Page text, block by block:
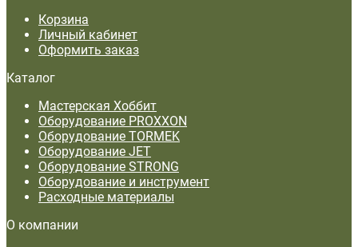
Корзина
Личный кабинет
Оформить заказ
Каталог
Мастерская Хоббит
Оборудование PROXXON
Оборудование TORMEK
Оборудование JET
Оборудование STRONG
Оборудование и инструмент
Расходные материалы
О компании